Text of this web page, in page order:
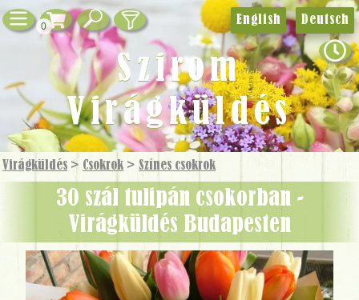
0
Virágküldés > Csokrok >Színes csokrok
30 szál tulipán csokorban -
Virágküldés Budapesten
English Deutsch
Szirom
Virágküldés